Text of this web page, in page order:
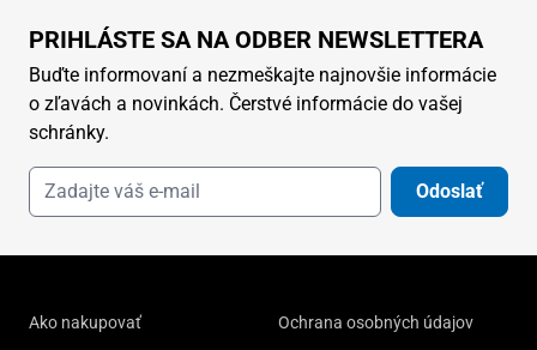
PRIHLÁSTE SA NA ODBER NEWSLETTERA
Buďte informovaní a nezmeškajte najnovšie informácie
o zľavách a novinkách. Čerstvé informácie do vašej
schránky.
Odoslať
Ako nakupovať
Ochrana osobných údajov